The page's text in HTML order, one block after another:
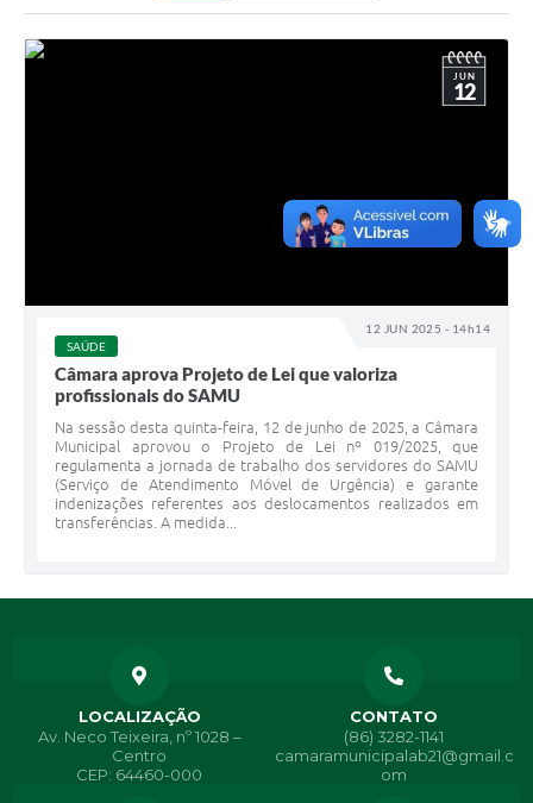
12 JUN 2025 - 14h14
JUN
12
SAÚDE
Câmara aprova Projeto de Lei que valoriza
profissionais do SAMU
Na sessão desta quinta-feira, 12 de junho de 2025, a Câmara
Municipal aprovou o Projeto de Lei nº 019/2025, que
regulamenta a jornada de trabalho dos servidores do SAMU
(Serviço de Atendimento Móvel de Urgência) e garante
indenizações referentes aos deslocamentos realizados em
transferências. A medida...
LOCALIZAÇÃO
Av. Neco Teixeira, nº 1028 –
Centro
CEP: 64460-000
CONTATO
(86) 3282-1141
camaramunicipalab21@gmail.c
om